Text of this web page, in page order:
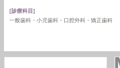
[診療科目]
一般歯科・小児歯科・口腔外科・矯正歯科